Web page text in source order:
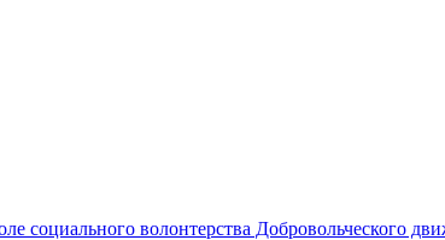
социального волонтерства Добровольческого